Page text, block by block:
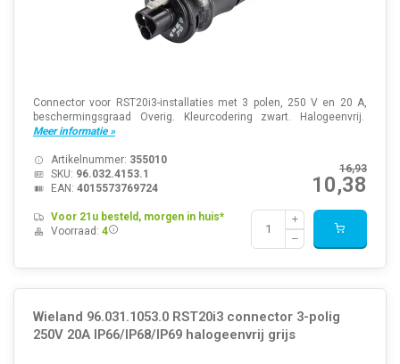
Connector voor RST20i3-installaties met 3 polen, 250 V en 20 A,
beschermingsgraad Overig. Kleurcodering zwart. Halogeenvrij.
Meer informatie »
16,93
10,38
Artikelnummer: 355010
SKU: 96.032.4153.1
EAN: 4015573769724
Voor 21u besteld, morgen in huis*
Voorraad: 4
Wieland 96.031.1053.0 RST20i3 connector 3-polig
250V 20A IP66/IP68/IP69 halogeenvrij grijs